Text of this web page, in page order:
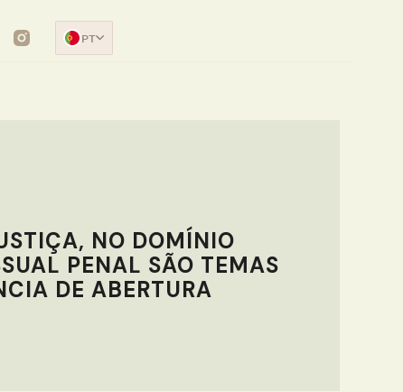
PT
NO DOMÍNIO
PENAL SÃO TEMAS
DE ABERTURA